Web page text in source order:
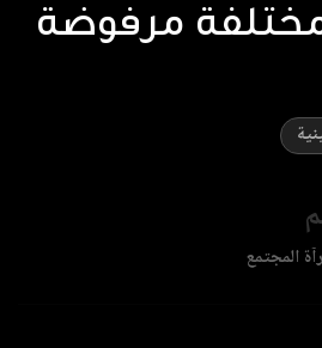
مختلفة مرفوضة
المجتمع